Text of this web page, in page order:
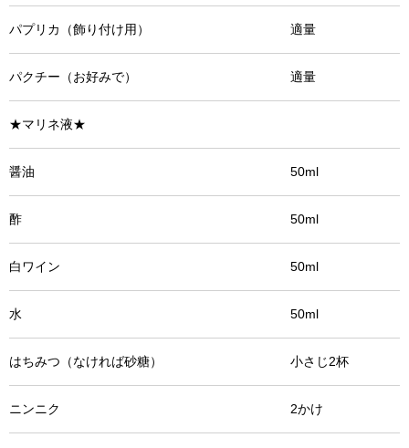
パプリカ（飾り付け用） 適量
パクチー（お好みで） 適量
★マリネ液★
醤油 50ml
酢 50ml
白ワイン 50ml
水 50ml
はちみつ（なければ砂糖） 小さじ2杯
ニンニク 2かけ